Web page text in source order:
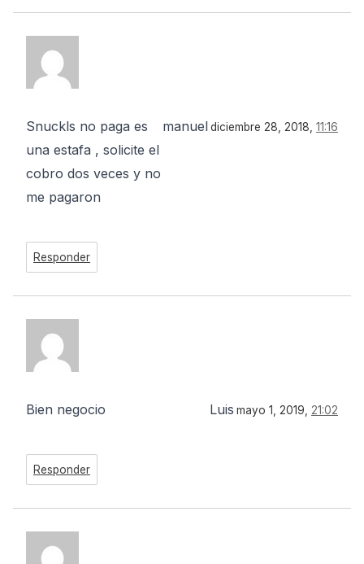
manueldiciembre 28, 2018, 11:16
Snuckls no paga es
una estafa , solicite el
cobro dos veces y no
me pagaron
Responder
Luis mayo 1, 2019, 21:02
Bien negocio
Responder